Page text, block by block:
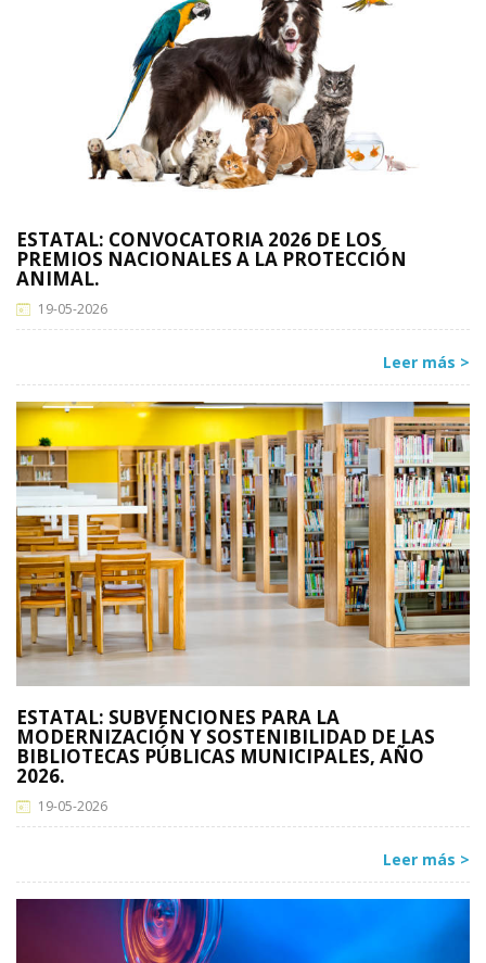
ESTATAL: CONVOCATORIA 2026 DE LOS
PREMIOS NACIONALES A LA PROTECCIÓN
ANIMAL.
19-05-2026
Leer más >
ESTATAL: SUBVENCIONES PARA LA
MODERNIZACIÓN Y SOSTENIBILIDAD DE LAS
BIBLIOTECAS PÚBLICAS MUNICIPALES, AÑO
2026.
19-05-2026
Leer más >